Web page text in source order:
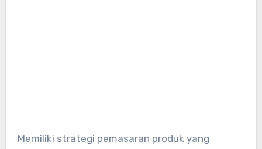
Memiliki strategi pemasaran produk yang